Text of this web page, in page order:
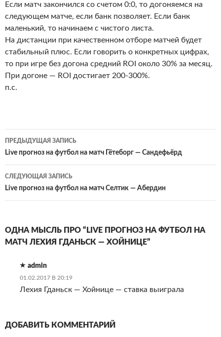
Если матч закончился со счетом 0:0, то догоняемся на
следующем матче, если банк позволяет. Если банк
маленький, то начинаем с чистого листа.
На дистанции при качественном отборе матчей будет
стабильный плюс. Если говорить о конкретных цифрах,
то при игре без догона средний ROI около 30% за месяц.
При догоне — ROI достигает 200-300%.
п.с.
Навигация
по
записям
ПРЕДЫДУЩАЯ ЗАПИСЬ
Live прогноз на футбол на матч Гётеборг — Сандефьёрд
СЛЕДУЮЩАЯ ЗАПИСЬ
Live прогноз на футбол на матч Селтик — Абердин
ОДНА МЫСЛЬ ПРО “LIVE ПРОГНОЗ НА ФУТБОЛ НА
МАТЧ ЛЕХИЯ ГДАНЬСК — ХОЙНИЦЕ”
admin
01.02.2017 В 20:19
Лехия Гданьск — Хойнице — ставка выиграла
ДОБАВИТЬ КОММЕНТАРИЙ